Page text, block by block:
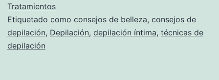
Tratamientos
Etiquetado como consejos de belleza, consejos de
depilación, Depilación, depilación íntima, técnicas de
depilación